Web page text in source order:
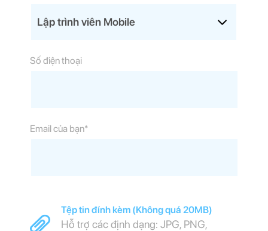
Số điện thoại
Email của bạn*
Tệp tin đính kèm (Không quá 20MB)
Hỗ trợ các định dạng: JPG, PNG,